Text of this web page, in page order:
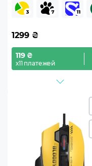
1299 ₴
119 ₴
х11 платежей